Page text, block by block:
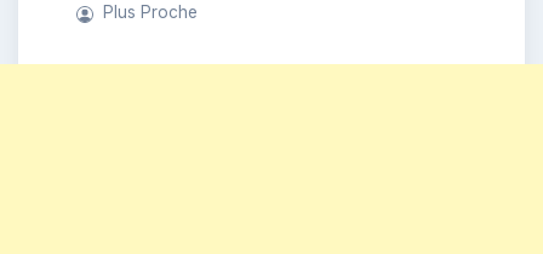
Plus Proche